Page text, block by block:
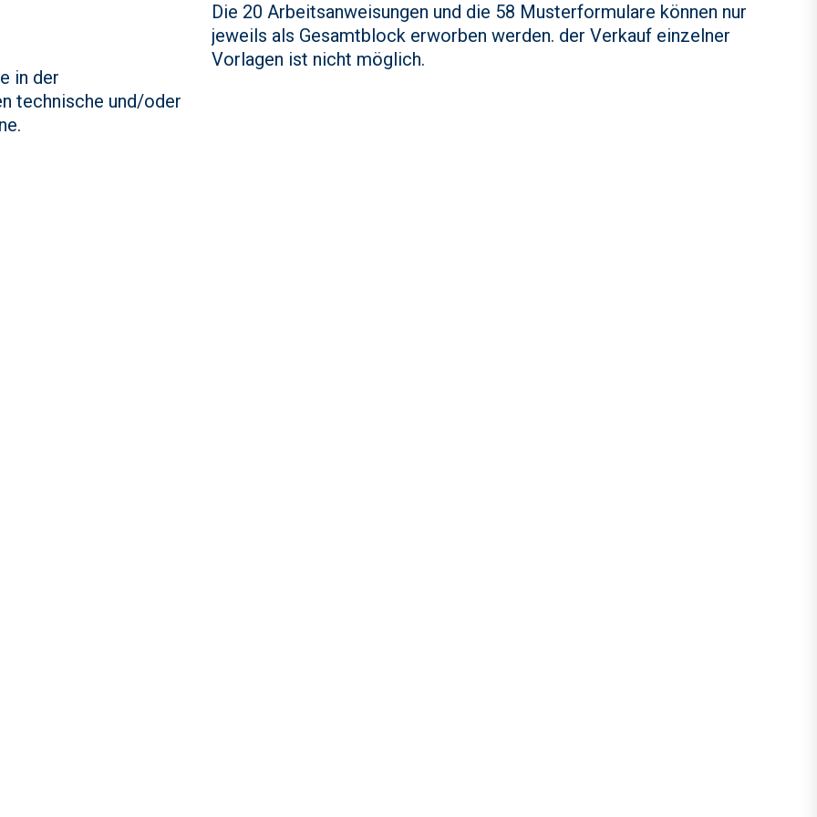
in der
technische und/oder
Die 20 Arbeitsanweisungen und die 58 Musterformulare können nur
jeweils als Gesamtblock erworben werden. der Verkauf einzelner
Vorlagen ist nicht möglich.